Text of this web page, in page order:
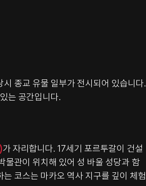
종교 유물 일부가 전시되어 있습니다.
는 공간입니다.
가 자리합니다. 17세기 포르투갈이 건설
물관이 위치해 있어 성 바울 성당과 함
코스는 마카오 역사 지구를 깊이 체험